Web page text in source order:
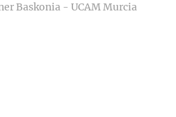
Baskonia - UCAM Murcia